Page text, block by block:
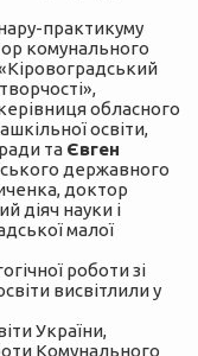
практикуму
комунального
обласного
освіти,
та Євген
державного
доктор
діяч науки і
малої
роботи зі
висвітлили у
України,
Комунального